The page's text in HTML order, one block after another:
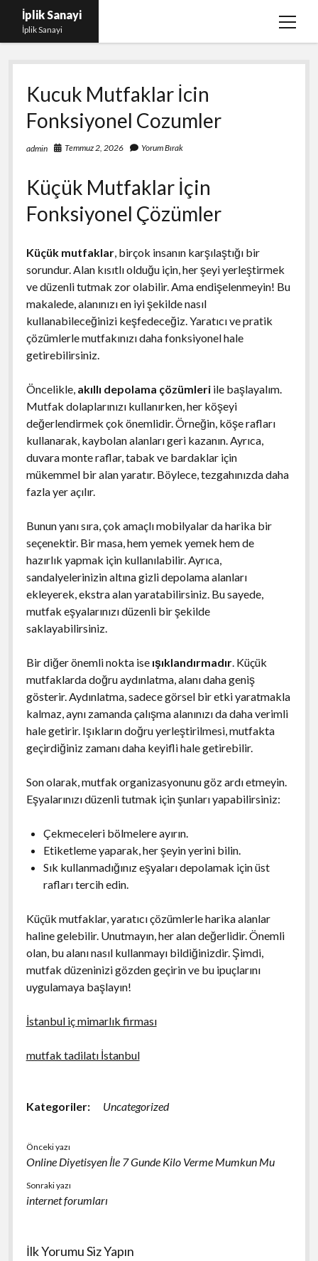
İplik Sanayi
İplik Sanayi
menüyü
Facebook Beğeni Arttırma Bedava
Igtv Yorum Çoğaltma Şifresiz
Instagram Beğeni Satın Al Türk
Linkedin Beğeni Atma Parasız
Sayfa Listesi
Kucuk Mutfaklar İcin
Fonksiyonel Cozumler
admin Temmuz 2, 2026 Yorum Bırak
Küçük Mutfaklar İçin
Fonksiyonel Çözümler
Küçük mutfaklar, birçok insanın karşılaştığı bir
sorundur. Alan kısıtlı olduğu için, her şeyi yerleştirmek
ve düzenli tutmak zor olabilir. Ama endişelenmeyin! Bu
makalede, alanınızı en iyi şekilde nasıl
kullanabileceğinizi keşfedeceğiz. Yaratıcı ve pratik
çözümlerle mutfakınızı daha fonksiyonel hale
getirebilirsiniz.
Öncelikle, akıllı depolama çözümleriile başlayalım.
Mutfak dolaplarınızı kullanırken, her köşeyi
değerlendirmek çok önemlidir. Örneğin, köşe rafları
kullanarak, kaybolan alanları geri kazanın. Ayrıca,
duvara monte raflar, tabak ve bardaklar için
mükemmel bir alan yaratır. Böylece, tezgahınızda daha
fazla yer açılır.
Bunun yanı sıra, çok amaçlı mobilyalar da harika bir
seçenektir. Bir masa, hem yemek yemek hem de
hazırlık yapmak için kullanılabilir. Ayrıca,
sandalyelerinizin altına gizli depolama alanları
ekleyerek, ekstra alan yaratabilirsiniz. Bu sayede,
mutfak eşyalarınızı düzenli bir şekilde
saklayabilirsiniz.
Bir diğer önemli nokta ise ışıklandırmadır. Küçük
mutfaklarda doğru aydınlatma, alanı daha geniş
gösterir. Aydınlatma, sadece görsel bir etki yaratmakla
kalmaz, aynı zamanda çalışma alanınızı da daha verimli
hale getirir. Işıkların doğru yerleştirilmesi, mutfakta
geçirdiğiniz zamanı daha keyifli hale getirebilir.
Son olarak, mutfak organizasyonunu göz ardı etmeyin.
Eşyalarınızı düzenli tutmak için şunları yapabilirsiniz:
Çekmeceleri bölmelere ayırın.
Etiketleme yaparak, her şeyin yerini bilin.
Sık kullanmadığınız eşyaları depolamak için üst
rafları tercih edin.
Küçük mutfaklar, yaratıcı çözümlerle harika alanlar
haline gelebilir. Unutmayın, her alan değerlidir. Önemli
olan, bu alanı nasıl kullanmayı bildiğinizdir. Şimdi,
mutfak düzeninizi gözden geçirin ve bu ipuçlarını
uygulamaya başlayın!
İstanbul iç mimarlık firması
mutfak tadilatı İstanbul
Kategoriler: Uncategorized
Önceki yazı
Online Diyetisyen İle 7 Gunde Kilo Verme Mumkun Mu
Sonraki yazı
internet forumları
İlk Yorumu Siz Yapın